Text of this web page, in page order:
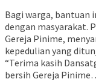
Bagi warga, bantuan
dengan masyarakat.
Gereja Pinime,
kepedulian yang
“Terima kasih
bersih Gereja